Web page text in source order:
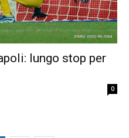
lungo stop per
0